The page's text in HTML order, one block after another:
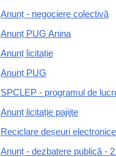
Anunț - negociere colectivă
Anunț PUG Anina
Anunț licitație
Anunț PUG
SPCLEP - programul de
Anunț licitație pajijte
Reciclare deșeuri electronice
Anunț - dezbatere publică -